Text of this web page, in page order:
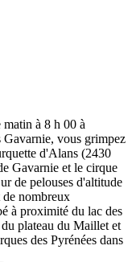
à 8 h 00 à
vous grimpez
d'Alans (2430
Gavarnie et le cirque
de pelouses d'altitude
de nombreux
à proximité du lac des
plateau du Maillet et
des Pyrénées dans